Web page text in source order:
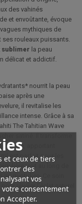
et ceux de tiers
des
vos
consentement
Accepter.
des vahinés
et envoûtante, évoque
mythiques de
rouleaux puissants.
sublimer la peau
délicat et addictif.
nourrit la peau
après une
il revitalise les
intense. Grâce à sa
The Tahitian Wave
être, apportant
est parfait pour les
tout au long de
au quotidien. Ce soin
révéler l’éclat naturel